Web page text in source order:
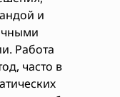
и
Работа
часто в